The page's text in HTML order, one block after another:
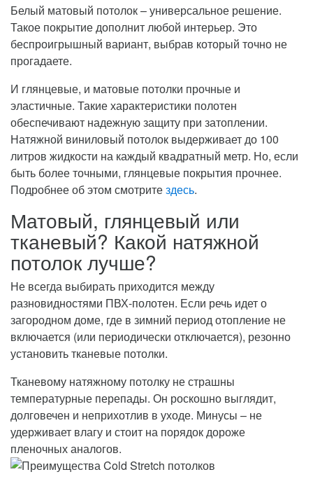
Белый матовый потолок – универсальное решение.
Такое покрытие дополнит любой интерьер. Это
беспроигрышный вариант, выбрав который точно не
прогадаете.
И глянцевые, и матовые потолки прочные и
эластичные. Такие характеристики полотен
обеспечивают надежную защиту при затоплении.
Натяжной виниловый потолок выдерживает до 100
литров жидкости на каждый квадратный метр. Но, если
быть более точными, глянцевые покрытия прочнее.
Подробнее об этом смотритездесь.
Матовый, глянцевый или
тканевый? Какой натяжной
потолок лучше?
Не всегда выбирать приходится между
разновидностями ПВХ-полотен. Если речь идет о
загородном доме, где в зимний период отопление не
включается (или периодически отключается), резонно
установить тканевые потолки.
Тканевому натяжному потолку не страшны
температурные перепады. Он роскошно выглядит,
долговечен и неприхотлив в уходе. Минусы – не
удерживает влагу и стоит на порядок дороже
пленочных аналогов.